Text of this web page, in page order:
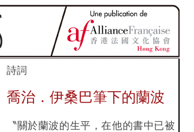
詩詞
喬治．伊桑巴筆下的蘭波
〝關於蘭波的生平，在他的書中已被